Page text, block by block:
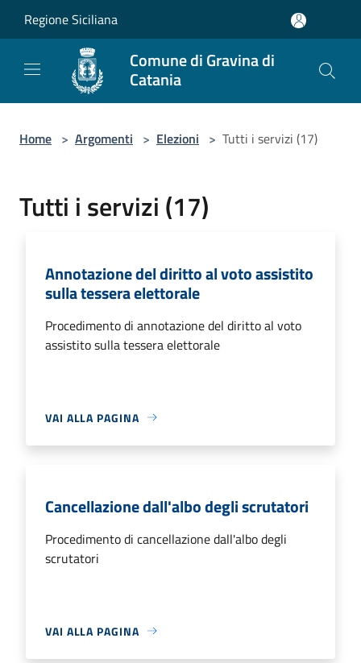
Regione Siciliana
Comune di Gravina di
Catania
Home > Argomenti > Elezioni > Tutti i servizi (17)
Tutti i servizi (17)
Annotazione del diritto al voto assistito
sulla tessera elettorale
Procedimento di annotazione del diritto al voto
assistito sulla tessera elettorale
VAI ALLA PAGINA
Cancellazione dall'albo degli scrutatori
Procedimento di cancellazione dall'albo degli
scrutatori
VAI ALLA PAGINA